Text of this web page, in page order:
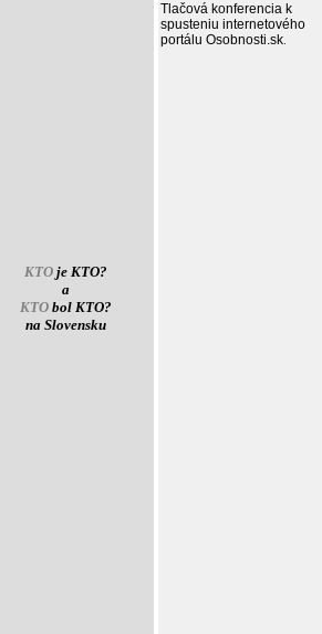
Tlačová konferencia k
spusteniu internetového
portálu Osobnosti.sk
KTOje KTO?
a
KTObol KTO?
na Slovensku